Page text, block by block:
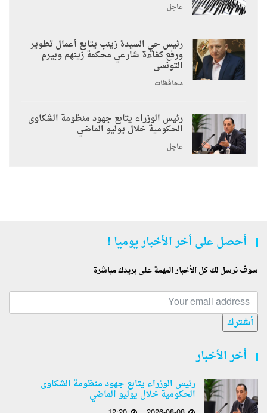
عاجل
رئيس حي السيدة زينب يتابع أعمال تطوير
ورفع كفاءة شارعي محكمة زينهم وبيرم
التونسى
محافظات
رئيس الوزراء يتابع جهود منظومة الشكاوى
الحكومية خلال يوليو الماضي
عاجل
أحصل على أخر الأخبار يوميا !
سوف نرسل لك كل الأخبار المهمة على بريدك مباشرة
أشترك
أخر الأخبار
رئيس الوزراء يتابع جهود منظومة الشكاوى
الحكومية خلال يوليو الماضي